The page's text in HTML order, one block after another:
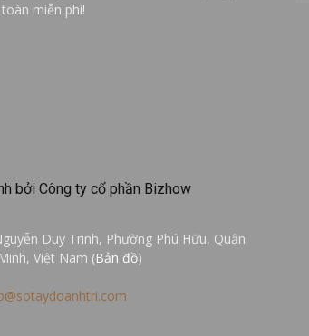
miễn phí!
bởi Công ty cổ phần Bizhow
Duy Trinh, Phường Phú Hữu, Quận
Việt Nam (Bản đồ)